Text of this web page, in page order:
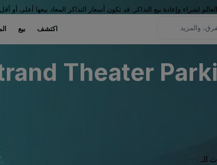
لشراء وإعادة بيع التذاكر. قد تكون أسعار التذاكر المعاد بيعها أعلى أو
اكتشف بيع
Theater
الـ .